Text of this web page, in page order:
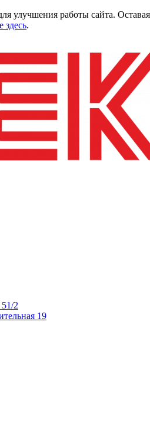
улучшения работы сайта.
здесь.
2
19